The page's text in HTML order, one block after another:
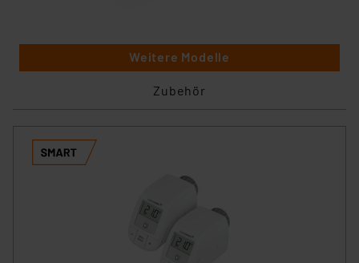
Weitere Modelle
Zubehör